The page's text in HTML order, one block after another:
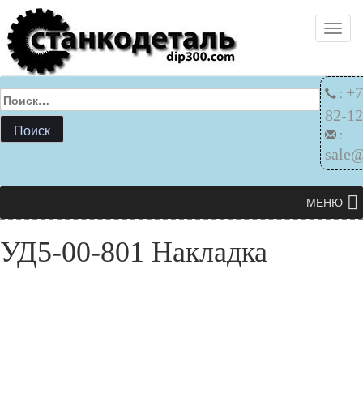
Skip
to
content
Найти: :
82-12
:
МЕНЮ
УД5-00-801 Накладка